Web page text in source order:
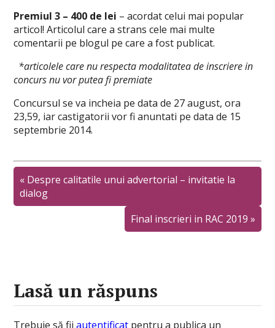
Premiul 3 – 400 de lei – acordat celui mai popular
articol! Articolul care a strans cele mai multe
comentarii pe blogul pe care a fost publicat.
*articolele care nu respecta modalitatea de inscriere in
concurs nu vor putea fi premiate
Concursul se va incheia pe data de 27 august, ora
23,59, iar castigatorii vor fi anuntati pe data de 15
septembrie 2014.
« Despre calitatile unui advertorial – invitatie la
dialog
Final inscrieri in RAC 2019 »
Lasă un răspuns
Trebuie să fiiautentificat pentru a publica un